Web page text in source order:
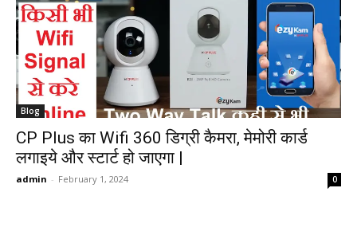
Blog
CP Plus का Wifi 360 डिग्री कैमरा, मेमोरी कार्ड
लगाइये और स्टार्ट हो जाएगा |
admin - February 1, 2024 0